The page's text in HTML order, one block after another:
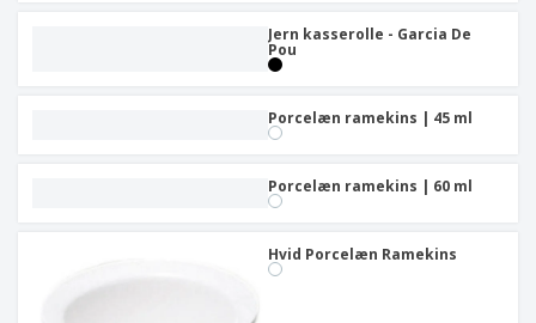
Jern kasserolle - Garcia De
Pou
Porcelæn ramekins | 45 ml
Porcelæn ramekins | 60 ml
Hvid Porcelæn Ramekins